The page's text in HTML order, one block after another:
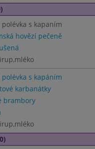
polévka s kapaním
hovězí pečeně
polévka s kapáním
karbanátky
brambory